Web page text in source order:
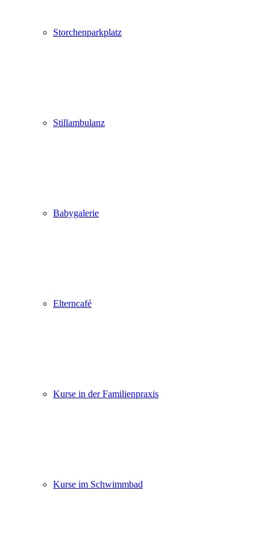
Storchenparkplatz
Stillambulanz
Babygalerie
Elterncafé
Kurse in der Familienpraxis
Kurse im Schwimmbad